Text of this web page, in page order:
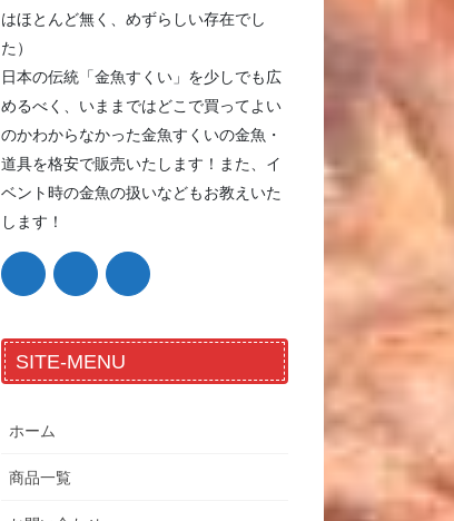
はほとんど無く、めずらしい存在でし
た）
日本の伝統「金魚すくい」を少しでも広
めるべく、いままではどこで買ってよい
のかわからなかった金魚すくいの金魚・
道具を格安で販売いたします！また、イ
ベント時の金魚の扱いなどもお教えいた
します！
SITE-MENU
ホーム
商品一覧